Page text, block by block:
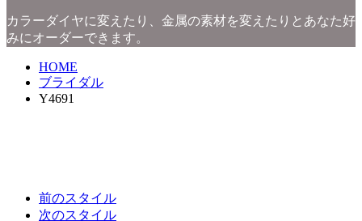
カラーダイヤに変えたり、金属の素材を変えたりとあなた好
みにオーダーできます。
HOME
ブライダル
Y4691
前のスタイル
次のスタイル